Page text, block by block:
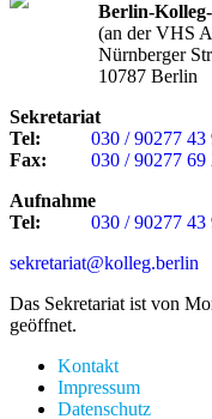
Berlin-
(an der VHS
Nürnberger
10787 Berlin
Sekretariat
Tel:
030 / 90277 43
Fax:
030 / 90277 69
Aufnahme
Tel:
030 / 90277 43
sekretariat@kolleg.berlin
Das Sekretariat ist von
geöffnet.
Kontakt
Impressum
Datenschutz